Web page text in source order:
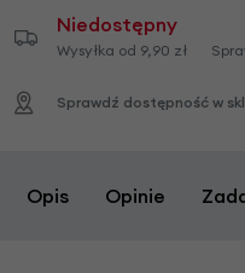
Niedostępny
Wysyłka od 9,90 zł
Sprawdź dostępność w
Opis Opinie